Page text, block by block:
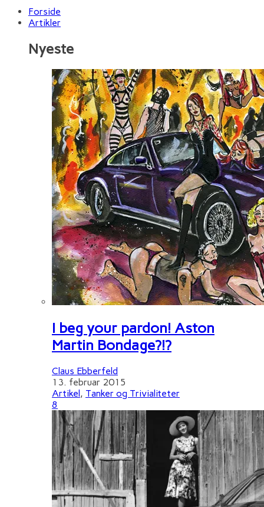
Forside
Artikler
Nyeste
I beg your pardon! Aston
Martin Bondage?!?
Claus Ebberfeld
13. februar 2015
Artikel, Tanker og Trivialiteter
8